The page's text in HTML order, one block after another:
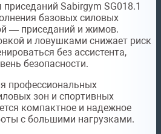
Sabirgym SG018.1
базовых силовых
— приседаний и жимов.
и ловушками снижает риск
без ассистента,
безопасности.
профессиональных
зон и спортивных
компактное и надежное
с большими нагрузками.